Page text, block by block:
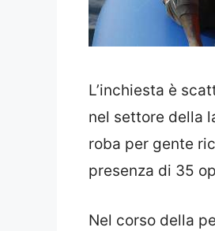
L’inchiesta è
nel settore della
roba per gente
presenza di 35
Nel corso della